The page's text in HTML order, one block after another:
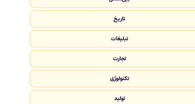
تاریخ
تبلیغات
تجارت
تکنولوژی
تولید